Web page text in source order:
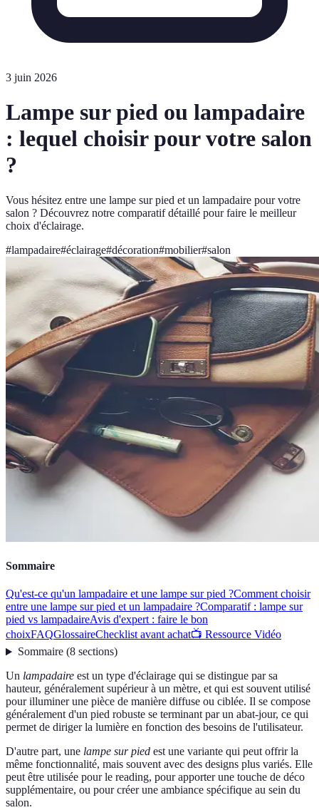
3 juin 2026
Lampe sur pied ou lampadaire
: lequel choisir pour votre salon
?
Vous hésitez entre une lampe sur pied et un lampadaire pour votre
salon ? Découvrez notre comparatif détaillé pour faire le meilleur
choix d'éclairage.
#lampadaire#éclairage#décoration#mobilier#salon
Sommaire
Qu'est-ce qu'un lampadaire et une lampe sur pied ?Comment choisir
entre une lampe sur pied et un lampadaire ?Comparatif : lampe sur
pied vs lampadaireAvis d'expert : faire le bon
choixFAQGlossaireChecklist avant achat📺 Ressource Vidéo
Sommaire(8 sections)
Un lampadaire est un type d'éclairage qui se distingue par sa
hauteur, généralement supérieur à un mètre, et qui est souvent utilisé
pour illuminer une pièce de manière diffuse ou ciblée. Il se compose
généralement d'un pied robuste se terminant par un abat-jour, ce qui
permet de diriger la lumière en fonction des besoins de l'utilisateur.
D'autre part, une lampe sur pied est une variante qui peut offrir la
même fonctionnalité, mais souvent avec des designs plus variés. Elle
peut être utilisée pour le reading, pour apporter une touche de déco
supplémentaire, ou pour créer une ambiance spécifique au sein du
salon.